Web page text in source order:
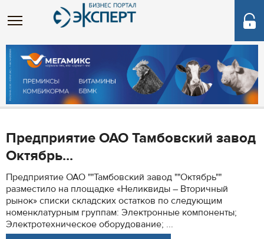
Предприятие ОАО Тамбовский завод
Октябрь...
Предприятие ОАО ""Тамбовский завод ""Октябрь""
разместило на площадке «Неликвиды – Вторичный
рынок» списки складских остатков по следующим
номенклатурным группам: Электронные компоненты;
Электротехническое оборудование; ...